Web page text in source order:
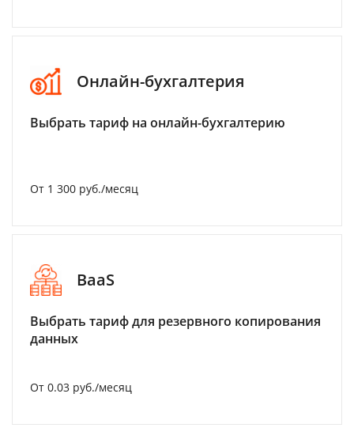
Онлайн-бухгалтерия
Выбрать тариф на онлайн-бухгалтерию
От 1 300 руб./месяц
BaaS
Выбрать тариф для резервного копирования
данных
От 0.03 руб./месяц